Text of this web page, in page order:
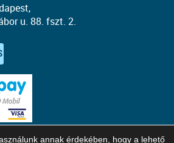
u. 88. fszt. 2.
annak érdekében, hogy a lehető